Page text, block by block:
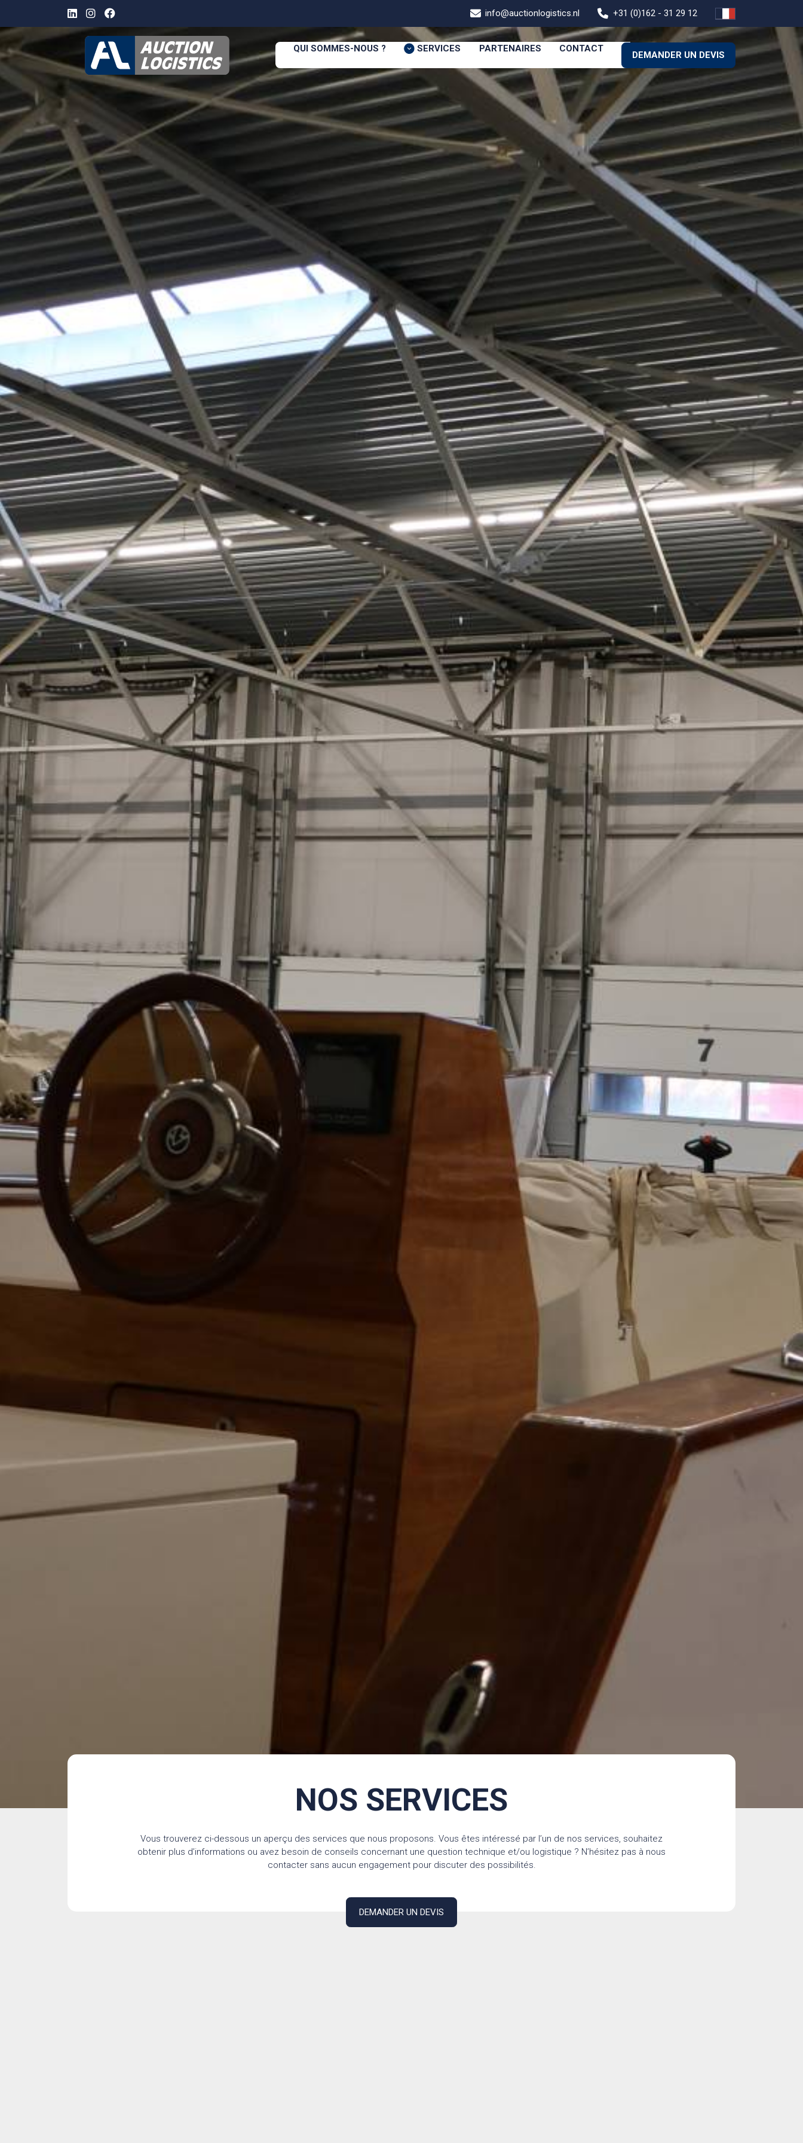
info@auctionlogistics.nl +31 (0)162 - 31 29 12
QUI SOMMES-NOUS ? SERVICES PARTENAIRES CONTACT
DEMANDER UN DEVIS
NOS SERVICES
Vous trouverez ci-dessous un aperçu des services que nous proposons. Vous êtes intéressé par l’un de nos services, souhaitez
obtenir plus d’informations ou avez besoin de conseils concernant une question technique et/ou logistique ? N’hésitez pas à nous
contacter sans aucun engagement pour discuter des possibilités.
DEMANDER UN DEVIS